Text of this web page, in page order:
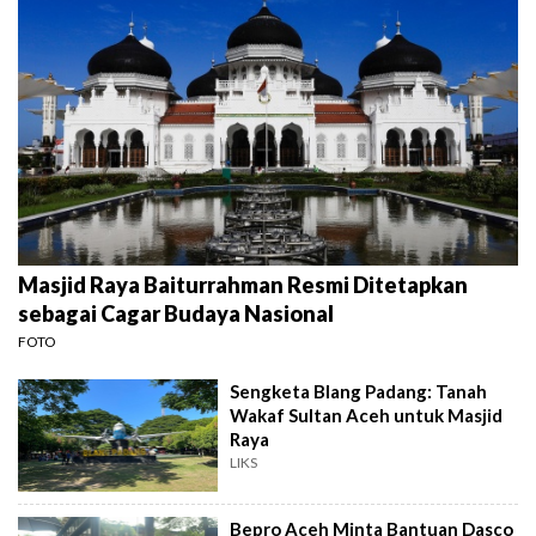
Masjid Raya Baiturrahman Resmi Ditetapkan
sebagai Cagar Budaya Nasional
FOTO
Sengketa Blang Padang: Tanah
Wakaf Sultan Aceh untuk Masjid
Raya
LIKS
Bepro Aceh Minta Bantuan Dasco